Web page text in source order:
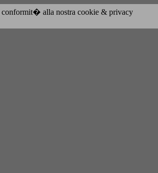
conformit� alla nostra cookie & privacy